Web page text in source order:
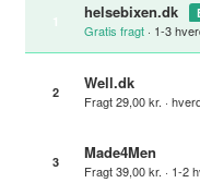
helsebixen.dk
Gratis fragt · 1-3
2 Well.dk
Fragt 29,00 kr. ·
3 Made4Men
Fragt 39,00 kr. · 1-2